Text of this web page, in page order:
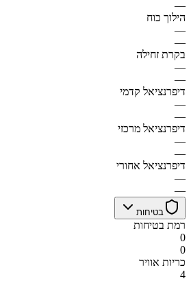
—
הילוך כוח
—
—
בקרת זחילה
—
—
דיפרנציאל קדמי
—
—
דיפרנציאל מרכזי
—
—
דיפרנציאל אחורי
—
—
בטיחות
רמת בטיחות
0
0
כריות אוויר
4